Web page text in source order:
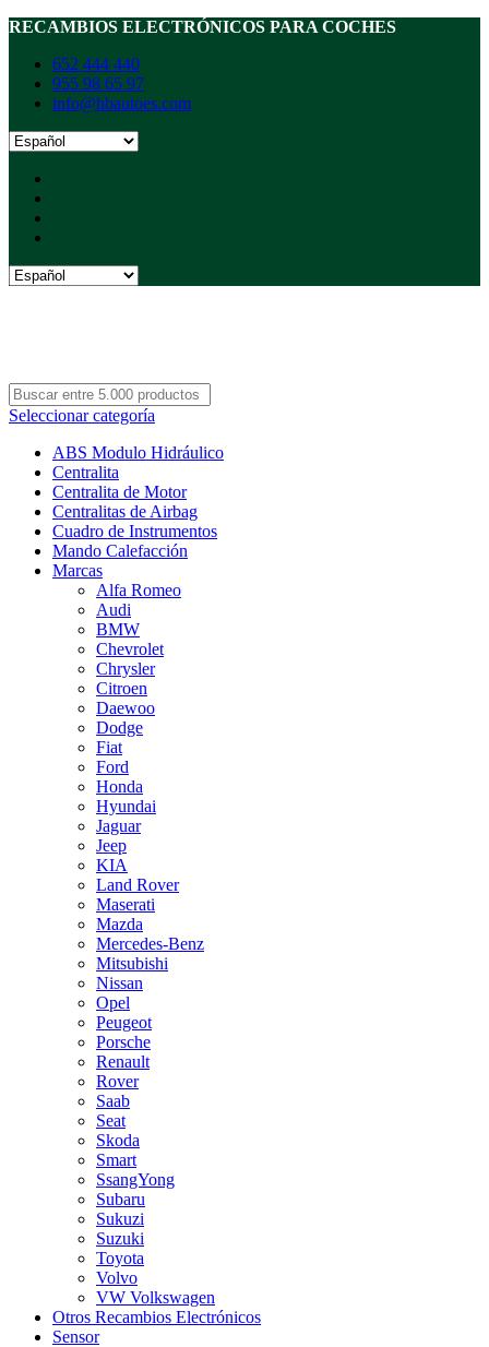
RECAMBIOS ELECTRÓNICOS PARA COCHES
652 444 440
955 98 65 97
info@hbautoes.com
Seleccionar categoría
ABS Modulo Hidráulico
Centralita
Centralita de Motor
Centralitas de Airbag
Cuadro de Instrumentos
Mando Calefacción
Marcas
Alfa Romeo
Audi
BMW
Chevrolet
Chrysler
Citroen
Daewoo
Dodge
Fiat
Ford
Honda
Hyundai
Jaguar
Jeep
KIA
Land Rover
Maserati
Mazda
Mercedes-Benz
Mitsubishi
Nissan
Opel
Peugeot
Porsche
Renault
Rover
Saab
Seat
Skoda
Smart
SsangYong
Subaru
Sukuzi
Suzuki
Toyota
Volvo
VW Volkswagen
Otros Recambios Electrónicos
Sensor